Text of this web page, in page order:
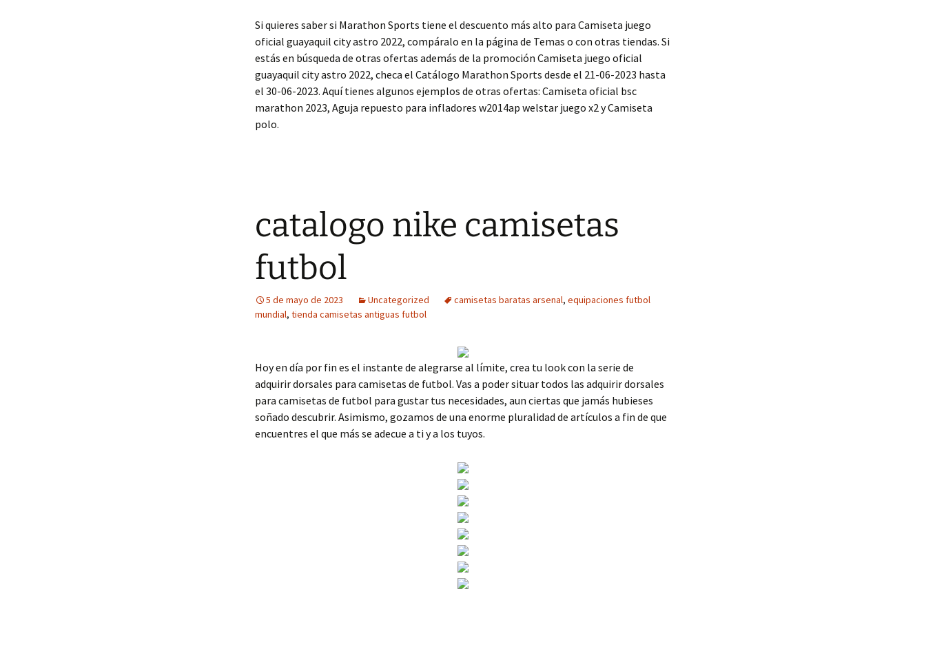
Si quieres saber si Marathon Sports tiene el descuento más alto para Camiseta juego
oficial guayaquil city astro 2022, compáralo en la página de Temas o con otras tiendas. Si
estás en búsqueda de otras ofertas además de la promoción Camiseta juego oficial
guayaquil city astro 2022, checa el Catálogo Marathon Sports desde el 21-06-2023 hasta
el 30-06-2023. Aquí tienes algunos ejemplos de otras ofertas: Camiseta oficial bsc
marathon 2023, Aguja repuesto para infladores w2014ap welstar juego x2 y Camiseta
polo.
catalogo nike camisetas
futbol
5 de mayo de 2023 Uncategorized camisetas baratas arsenal, equipaciones futbol
mundial, tienda camisetas antiguas futbol
Hoy en día por fin es el instante de alegrarse al límite, crea tu look con la serie de
adquirir dorsales para camisetas de futbol. Vas a poder situar todos las adquirir dorsales
para camisetas de futbol para gustar tus necesidades, aun ciertas que jamás hubieses
soñado descubrir. Asimismo, gozamos de una enorme pluralidad de artículos a fin de que
encuentres el que más se adecue a ti y a los tuyos.